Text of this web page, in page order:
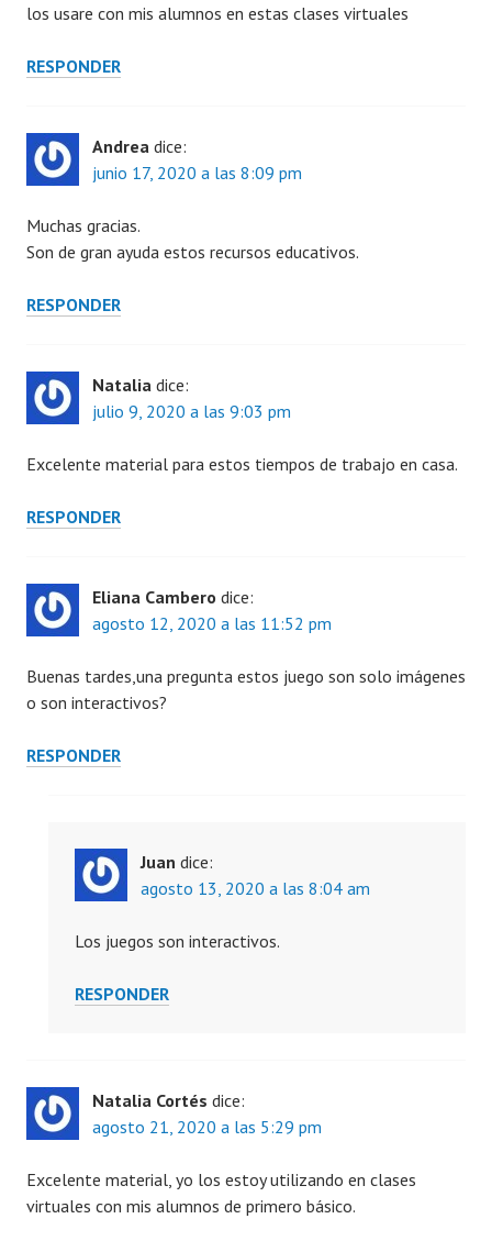
los usare con mis alumnos en estas clases virtuales
RESPONDER
Andrea dice:
junio 17, 2020 a las 8:09 pm
Muchas gracias.
Son de gran ayuda estos recursos educativos.
RESPONDER
Natalia dice:
julio 9, 2020 a las 9:03 pm
Excelente material para estos tiempos de trabajo en casa.
RESPONDER
Eliana Cambero dice:
agosto 12, 2020 a las 11:52 pm
Buenas tardes,una pregunta estos juego son solo imágenes
o son interactivos?
RESPONDER
Juan dice:
agosto 13, 2020 a las 8:04 am
Los juegos son interactivos.
RESPONDER
Natalia Cortés dice:
agosto 21, 2020 a las 5:29 pm
Excelente material, yo los estoy utilizando en clases
virtuales con mis alumnos de primero básico.